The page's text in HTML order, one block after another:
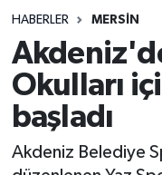
HABERLER MERSIN
Okulları
başladı
Akdeniz Belediye
Güncel
Haberde insan
Haber Arşivi